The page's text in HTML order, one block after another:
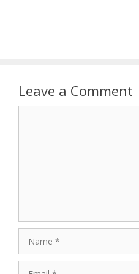
Leave a Comment